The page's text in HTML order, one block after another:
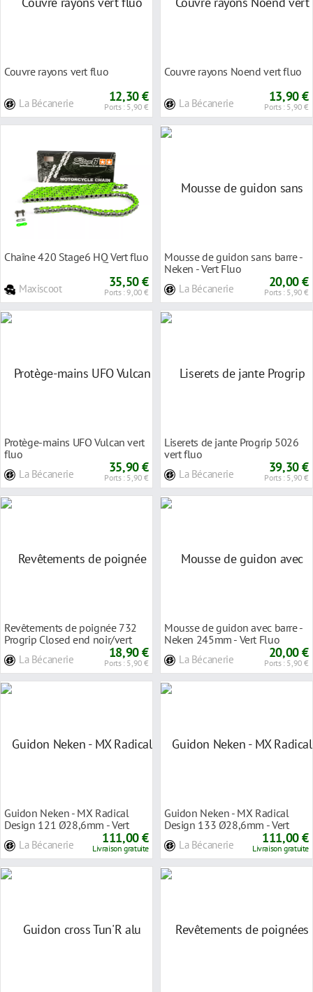
Couvre rayons vert fluo
La Bécanerie 12,30 €
Ports : 5,90 €
Couvre rayons Noend vert fluo
La Bécanerie 13,90 €
Ports : 5,90 €
Chaîne 420 Stage6 HQ Vert fluo
Maxiscoot 35,50 €
Ports : 9,00 €
Mousse de guidon sans barre -
Neken - Vert Fluo
La Bécanerie 20,00 €
Ports : 5,90 €
Protège-mains UFO Vulcan vert
fluo
La Bécanerie 35,90 €
Ports : 5,90 €
Liserets de jante Progrip 5026
vert fluo
La Bécanerie 39,30 €
Ports : 5,90 €
Revêtements de poignée 732
Progrip Closed end noir/vert
La Bécanerie 18,90 €
Ports : 5,90 €
Mousse de guidon avec barre -
Neken 245mm - Vert Fluo
La Bécanerie 20,00 €
Ports : 5,90 €
Guidon Neken - MX Radical
Design 121 Ø28,6mm - Vert
La Bécanerie 111,00 €
Livraison gratuite
Guidon Neken - MX Radical
Design 133 Ø28,6mm - Vert
La Bécanerie 111,00 €
Livraison gratuite